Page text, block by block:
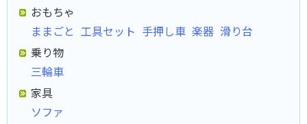
おもちゃ
ままごと 工具セット 手押し車 楽器 滑り台
乗り物
三輪車
家具
ソファ